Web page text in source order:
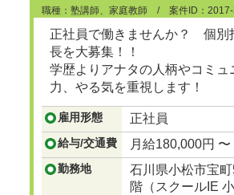
職種：塾講師、家庭教師 / 案件ID：2017-
正社員で働きませんか？ 個別
長を大募集！！
学歴よりアナタの人柄やコミュ
力、やる気を重視します！
...つづきを見る
雇用形態 正社員
給与/交通費 月給180,000円 〜
勤務地
石川県小松市宝
階（スクールIE 小